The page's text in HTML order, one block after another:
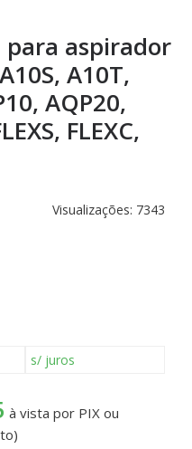
para aspirador
A10T,
AQP20,
FLEXC,
Visualizações: 7343
s/ juros
à vista por PIX ou